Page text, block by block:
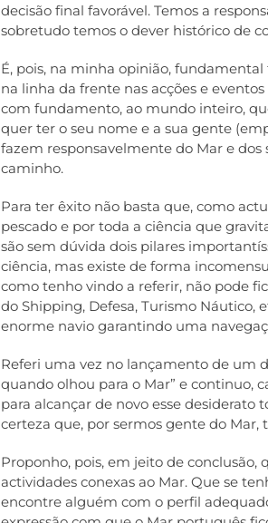
decisão final favorável. Temos a
sobretudo temos o dever histórico de
É, pois, na minha opinião,
na linha da frente nas acções e
com fundamento, ao mundo inteiro,
quer ter o seu nome e a sua gente
fazem responsavelmente do Mar e dos
caminho.
Para ter êxito não basta que, como
pescado e por toda a ciência que
são sem dúvida dois pilares
ciência, mas existe de forma
como tenho vindo a referir, não pode
do Shipping, Defesa, Turismo
enorme navio garantindo uma
Referi uma vez no lançamento de um
quando olhou para o Mar” e continuo,
para alcançar de novo esse
certeza que, por sermos gente do
Proponho, pois, em jeito de conclusão,
actividades conexas ao Mar. Que se
encontre alguém com o perfil